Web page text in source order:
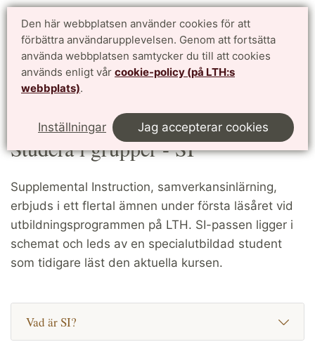
Den här webbplatsen använder cookies för att
förbättra användarupplevelsen. Genom att fortsätta
använda webbplatsen samtycker du till att cookies
används enligt vår cookie-policy (på LTH:s
webbplats).
Inställningar Jag accepterar cookies
Studentwebben LTH
för dig som studerar vid Lunds Tekniska Högskola English
Studera i grupper - SI
Supplemental Instruction, samverkansinlärning,
erbjuds i ett flertal ämnen under första läsåret vid
utbildningsprogrammen på LTH. SI-passen ligger i
schemat och leds av en specialutbildad student
som tidigare läst den aktuella kursen.
Vad är SI?